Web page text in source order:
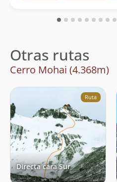
Otras rutas
Cerro Mohai (4.368m)
Ruta
Directa cara Sur